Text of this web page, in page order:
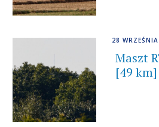
28
Maszt
[49 km]